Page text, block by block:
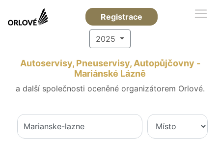
Registrace
2025
Autoservisy, Pneuservisy, Autopůjčovny -
Mariánské Lázně
a další společnosti oceněné organizátorem Orlové.